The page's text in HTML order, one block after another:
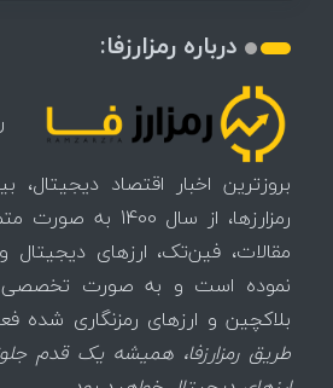
درباره رمزارزفا:
بروزترین اخبار اقتصاد
رمزارزها، از سال
مقالات، فین‌تک، ارزهای‌ دیجیتال
نموده است و به صورت تخصصی
بلاکچین و ارزهای رمزنگاری شده
طریق رمزارزفا، همیشه یک قدم